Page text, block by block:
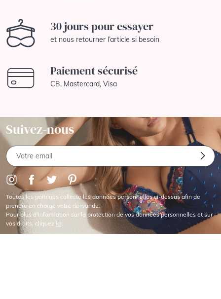
30 jours pour essayer
et nous retourner l’article si besoin
Paiement sécurisé
CB, Mastercard, Visa
Suivez-nous
Toutes les poitrines collecte les données personnelles ci-dessus afin de
prendre en charge votre demande.
Pour plus d'information sur la protection de vos données personnelles et sur
vos droits, cliquez ici.